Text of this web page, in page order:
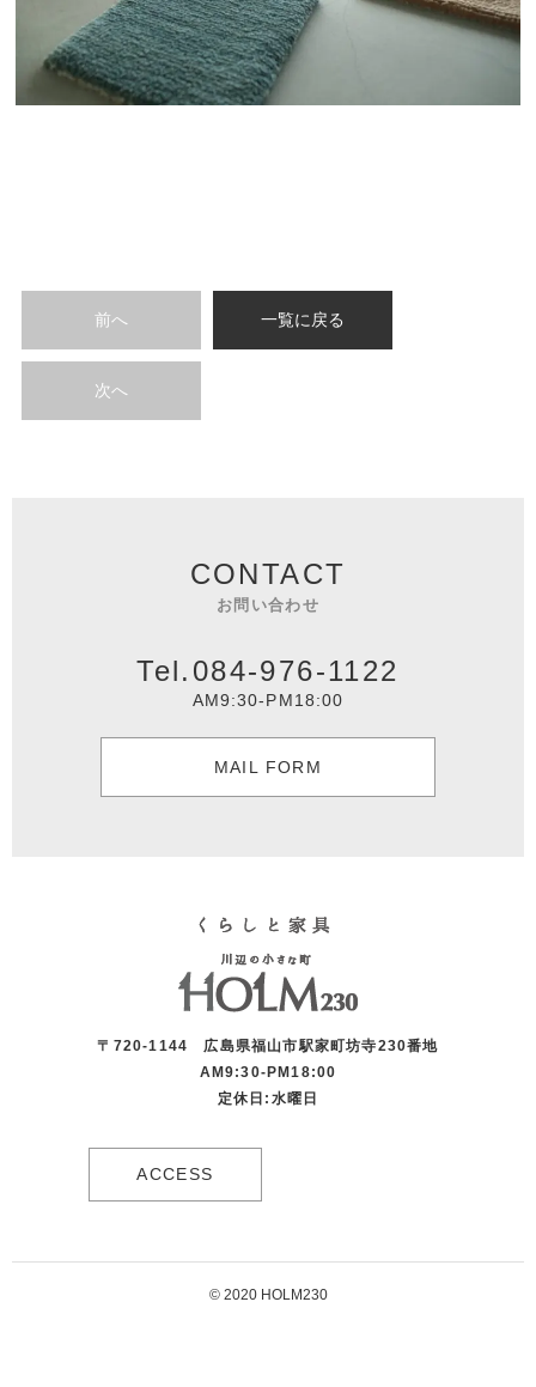
前へ 一覧に戻る
次へ
CONTACT
お問い合わせ
Tel.084-976-1122
AM9:30-PM18:00
MAIL FORM
〒720-1144 広島県福山市駅家町坊寺230番地
AM9:30-PM18:00
定休日:水曜日
ACCESS
© 2020 HOLM230